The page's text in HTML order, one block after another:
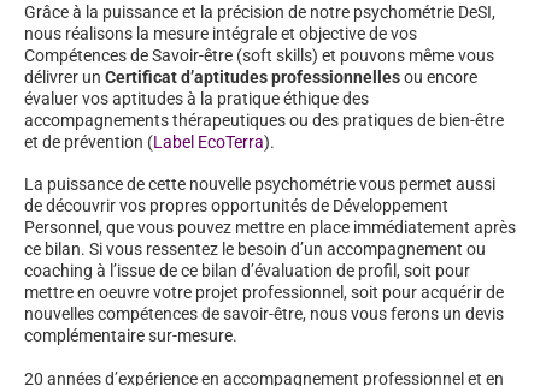
Grâce à la puissance et la précision de notre psychométrie DeSI,
nous réalisons la mesure intégrale et objective de vos
Compétences de Savoir-être (soft skills) et pouvons même vous
délivrer un Certificat d’aptitudes professionnellesou encore
évaluer vos aptitudes à la pratique éthique des
accompagnements thérapeutiques ou des pratiques de bien-être
et de prévention (Label EcoTerra).
La puissance de cette nouvelle psychométrie vous permet aussi
de découvrir vos propres opportunités de Développement
Personnel, que vous pouvez mettre en place immédiatement après
ce bilan. Si vous ressentez le besoin d’un accompagnement ou
coaching à l’issue de ce bilan d’évaluation de profil, soit pour
mettre en oeuvre votre projet professionnel, soit pour acquérir de
nouvelles compétences de savoir-être, nous vous ferons un devis
complémentaire sur-mesure.
20 années d’expérience en accompagnement professionnel et en